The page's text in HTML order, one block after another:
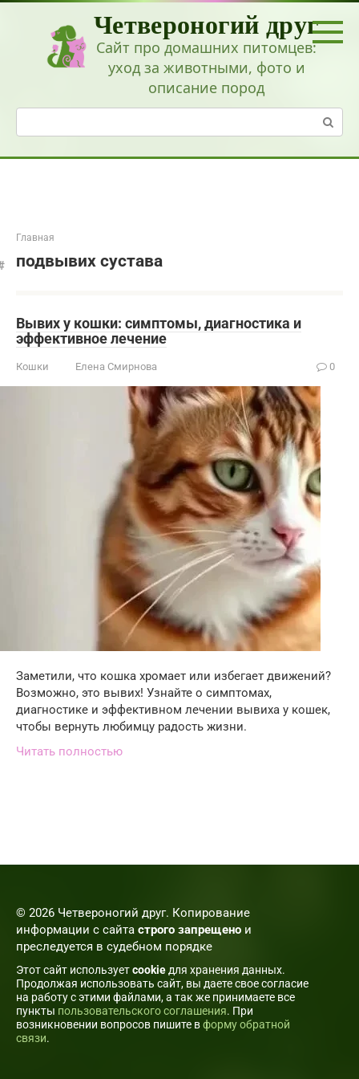
Перейти
Четвероногий друг
Сайт про домашних питомцев:
уход за животными, фото и
описание пород
Поиск:
Главная
подвывих сустава
Вывих у кошки: симптомы, диагностика и
эффективное лечение
Кошки Елена Смирнова 0
Заметили, что кошка хромает или избегает движений?
Возможно, это вывих! Узнайте о симптомах,
диагностике и эффективном лечении вывиха у кошек,
чтобы вернуть любимцу радость жизни.
Читать полностью
© 2026 Четвероногий друг. Копирование
информации с сайта строго запрещено и
преследуется в судебном порядке
Этот сайт используетcookie для хранения данных.
Продолжая использовать сайт, вы даете свое согласие
на работу с этими файлами, а так же принимаете все
пункты пользовательского соглашения. При
возникновении вопросов пишите вформу обратной
связи.